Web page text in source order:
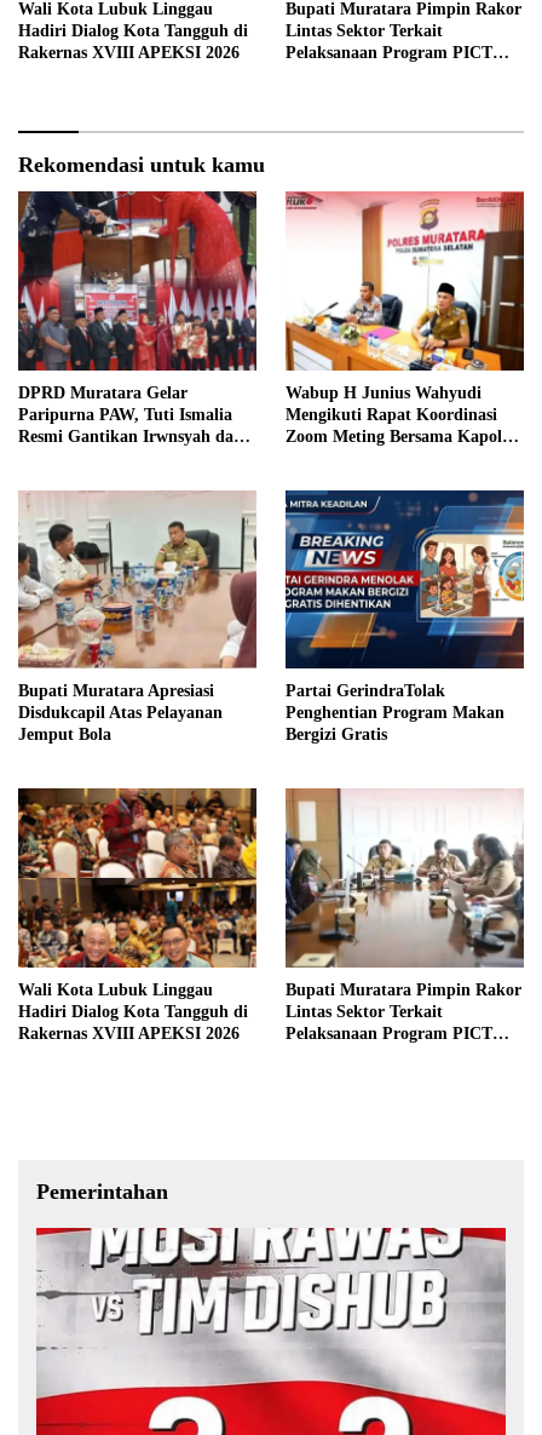
Wali Kota Lubuk Linggau
Hadiri Dialog Kota Tangguh di
Rakernas XVIII APEKSI 2026
Bupati Muratara Pimpin Rakor
Lintas Sektor Terkait
Pelaksanaan Program PICT
Rekomendasi untuk kamu
DPRD Muratara Gelar
Paripurna PAW, Tuti Ismalia
Resmi Gantikan Irwnsyah dari
Wabup H Junius Wahyudi
Mengikuti Rapat Koordinasi
Zoom Meting Bersama Kapolres
Bupati Muratara Apresiasi
Disdukcapil Atas Pelayanan
Jemput Bola
Partai GerindraTolak
Penghentian Program Makan
Bergizi Gratis
Wali Kota Lubuk Linggau
Hadiri Dialog Kota Tangguh di
Rakernas XVIII APEKSI 2026
Bupati Muratara Pimpin Rakor
Lintas Sektor Terkait
Pelaksanaan Program PICT
Pemerintahan